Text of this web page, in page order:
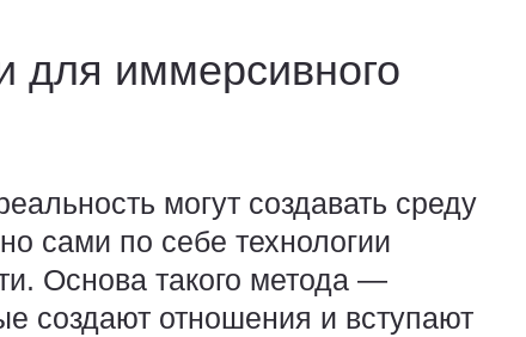
для иммерсивного
могут создавать среду
сами по себе технологии
Основа такого метода —
создают отношения и вступают